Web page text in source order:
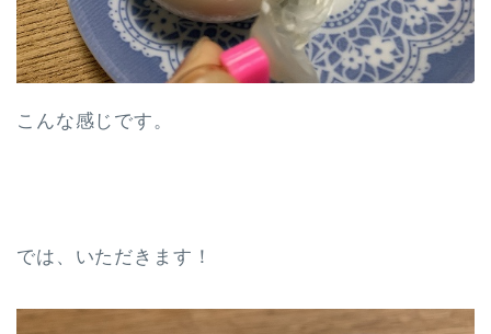
こんな感じです。
では、いただきます！